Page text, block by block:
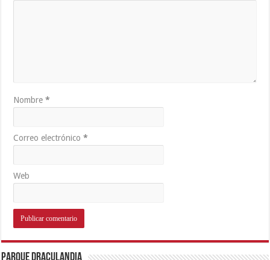
Nombre*
Correo electrónico*
Web